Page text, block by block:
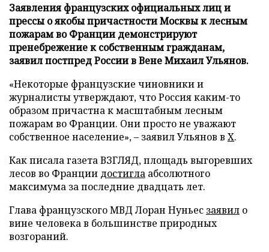
Заявления французских официальных лиц и
прессы о якобы причастности Москвы к лесным
пожарам во Франции демонстрируют
пренебрежение к собственным гражданам,
заявил постпред России в Вене Михаил Ульянов.
«Некоторые французские чиновники и
журналисты утверждают, что Россия каким-то
образом причастна к масштабным лесным
пожарам во Франции. Они просто не уважают
собственное население», – заявил Ульянов в X.
Как писала газета ВЗГЛЯД, площадь выгоревших
лесов во Франции достигла абсолютного
максимума за последние двадцать лет.
Глава французского МВД Лоран Нуньес заявил о
вине человека в большинстве природных
возгораний.